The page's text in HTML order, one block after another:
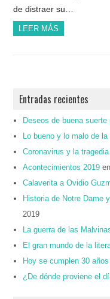
de distraer su…
LEER MÁS
Entradas recientes
Deseos de buena suerte
Lo bueno y lo malo de
Coronavirus y la
Acontecimientos 2019
Calaverita a Ovidio
Historia de Notre Dame
2019
La guerra de las
El gran mundo de la
Hoy se cumplen 30
¿De dónde proviene el